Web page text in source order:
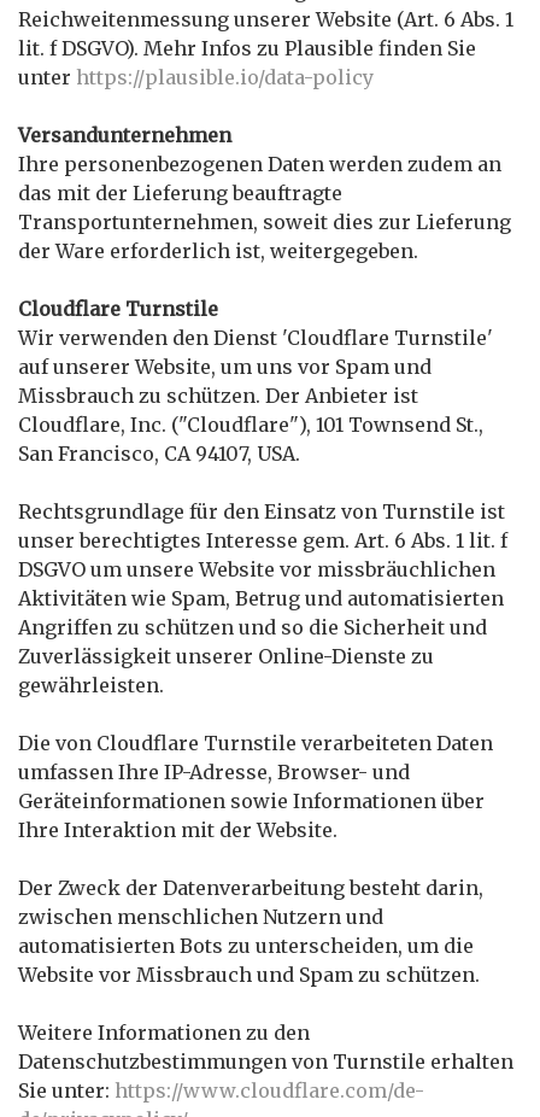
Reichweitenmessung unserer Website (Art. 6 Abs. 1
lit. f DSGVO). Mehr Infos zu Plausible finden Sie
unter https://plausible.io/data-policy
Versandunternehmen
Ihre personenbezogenen Daten werden zudem an
das mit der Lieferung beauftragte
Transportunternehmen, soweit dies zur Lieferung
der Ware erforderlich ist, weitergegeben.
Cloudflare Turnstile
Wir verwenden den Dienst 'Cloudflare Turnstile'
auf unserer Website, um uns vor Spam und
Missbrauch zu schützen. Der Anbieter ist
Cloudflare, Inc. ("Cloudflare"), 101 Townsend St.,
San Francisco, CA 94107, USA.
Rechtsgrundlage für den Einsatz von Turnstile ist
unser berechtigtes Interesse gem. Art. 6 Abs. 1 lit. f
DSGVO um unsere Website vor missbräuchlichen
Aktivitäten wie Spam, Betrug und automatisierten
Angriffen zu schützen und so die Sicherheit und
Zuverlässigkeit unserer Online-Dienste zu
gewährleisten.
Die von Cloudflare Turnstile verarbeiteten Daten
umfassen Ihre IP-Adresse, Browser- und
Geräteinformationen sowie Informationen über
Ihre Interaktion mit der Website.
Der Zweck der Datenverarbeitung besteht darin,
zwischen menschlichen Nutzern und
automatisierten Bots zu unterscheiden, um die
Website vor Missbrauch und Spam zu schützen.
Weitere Informationen zu den
Datenschutzbestimmungen von Turnstile erhalten
Sie unter: https://www.cloudflare.com/de-